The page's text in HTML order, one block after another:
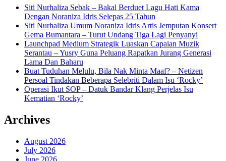
Siti Nurhaliza Sebak – Bakal Berduet Lagu Hati Kama
Dengan Noraniza Idris Selepas 25 Tahun
Siti Nurhaliza Umum Noraniza Idris Artis Jemputan Konsert
Gema Bumantara – Turut Undang Tiga Lagi Penyanyi
Launchpad Medium Strategik Luaskan Capaian Muzik
Serantau – Yusry Guna Peluang Rapatkan Jurang Generasi
Lama Dan Baharu
Buat Tuduhan Melulu, Bila Nak Minta Maaf? – Netizen
Persoal Tindakan Beberapa Selebriti Dalam Isu ‘Rocky’
Operasi Ikut SOP – Datuk Bandar Klang Perjelas Isu
Kematian ‘Rocky’
Archives
August 2026
July 2026
June 2026